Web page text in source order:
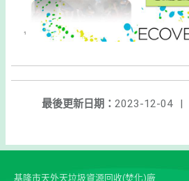
最後更新日期： 2023-12-04
|
基隆市天外天垃圾資源回收(焚化)廠